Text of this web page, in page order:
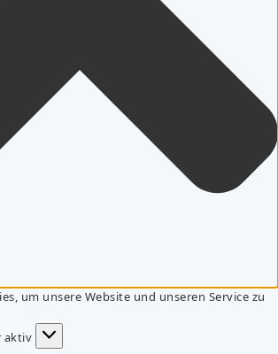
um unsere Website und unseren Service zu
aktiv